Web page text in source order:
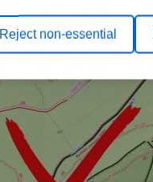
Reject non-essential